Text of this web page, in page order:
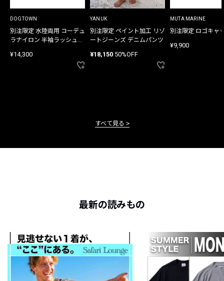
DOGTOWN
別注限定 水陸両用 コーデュ
ラナイロン 半袖ラッシュガ
¥14,300
YANUK
別注限定 ペイント加工 リゾ
ートジーンズ デニムパンツ
¥18,150 50%OFF
MUTA MARINE
別注限定 ロゴキャ
¥9,900
すべて見る
最新の読みもの